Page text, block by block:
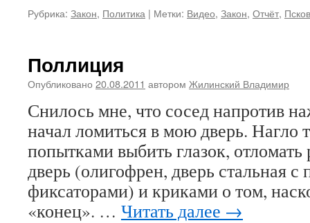
Рубрика: Закон, Политика | Метки: Видео, Закон, Отчёт, Псков
Поллиция
Опубликовано 20.08.2011 автором Жилинский Владимир
Снилось мне, что сосед напротив
начал ломиться в мою дверь. Нагло
попытками выбить глазок,
дверь (олигофрен, дверь стальная
фиксаторами) и криками о том,
«конец». … Читать далее →